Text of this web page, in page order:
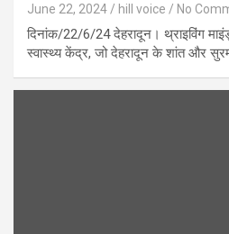
June 22, 2024 hill voice No
दिनांक/22/6/24 देहरादून। थ्राइविंग
स्वास्थ्य केंद्र, जो देहरादून के शांत और